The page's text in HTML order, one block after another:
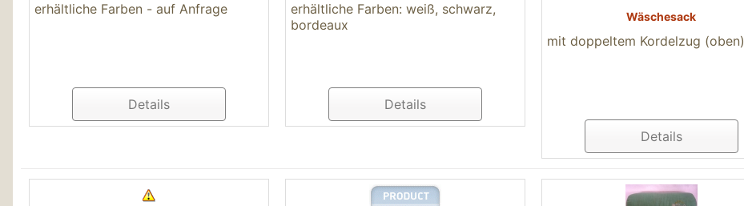
erhältliche Farben - auf Anfrage
Details
erhältliche Farben: weiß, schwarz,
bordeaux
Details
Wäschesack
mit doppeltem Kordelzug (oben)
Details